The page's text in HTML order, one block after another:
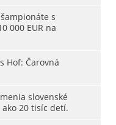
s
000 EUR na
Hof: Čarovná
slovenské
20 tisíc detí.